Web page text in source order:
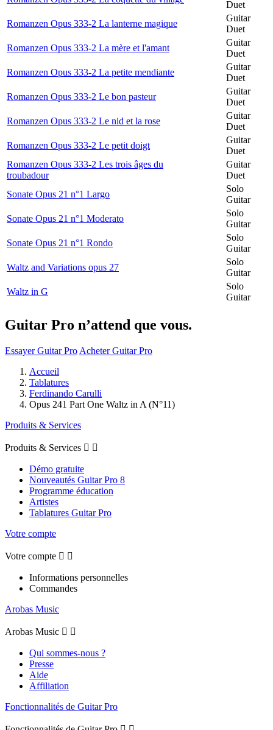
Duet
Romanzen Opus 333-2 La lanterne magique
Guitar
Duet
Romanzen Opus 333-2 La mère et l'amant
Guitar
Duet
Romanzen Opus 333-2 La petite mendiante
Guitar
Duet
Romanzen Opus 333-2 Le bon pasteur
Guitar
Duet
Romanzen Opus 333-2 Le nid et la rose
Guitar
Duet
Romanzen Opus 333-2 Le petit doigt
Guitar
Duet
Romanzen Opus 333-2 Les trois âges du
troubadour
Guitar
Duet
Sonate Opus 21 n°1 Largo
Solo
Guitar
Sonate Opus 21 n°1 Moderato
Solo
Guitar
Sonate Opus 21 n°1 Rondo
Solo
Guitar
Waltz and Variations opus 27
Solo
Guitar
Waltz in G
Solo
Guitar
Guitar Pro n’attend que vous.
Essayer Guitar Pro Acheter Guitar Pro
Accueil
Tablatures
Ferdinando Carulli
Opus 241 Part One Waltz in A (N°11)
Produits & Services
Produits & Services  
Démo gratuite
Nouveautés Guitar Pro 8
Programme éducation
Artistes
Tablatures Guitar Pro
Votre compte
Votre compte  
Informations personnelles
Commandes
Arobas Music
Arobas Music  
Qui sommes-nous ?
Presse
Aide
Affiliation
Fonctionnalités de Guitar Pro